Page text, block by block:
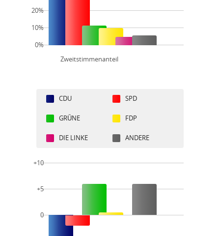
Zweitstimmenanteil
20%
10%
0%
CDU SPD
GRÜNE FDP
DIE LINKE ANDERE
+10
+5
0